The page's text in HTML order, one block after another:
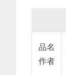
品名
作者